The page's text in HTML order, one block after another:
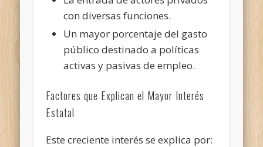
con diversas funciones.
Un mayor porcentaje del gasto
público destinado a políticas
activas y pasivas de empleo.
Factores que Explican el Mayor Interés
Estatal
Este creciente interés se explica por: